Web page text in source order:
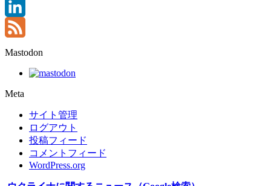
Flickr
LinkedIn
Feed
Mastodon
Meta
サイト管理
ログアウト
投稿フィード
コメントフィード
WordPress.org